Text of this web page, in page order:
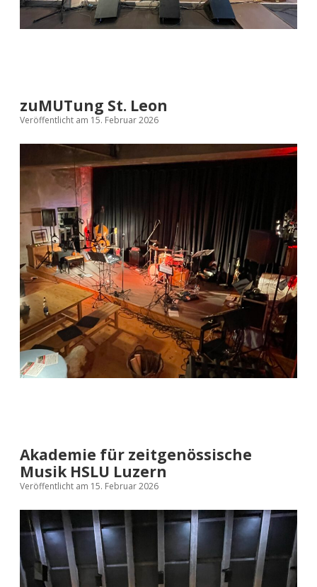
zuMUTung St. Leon
Veröffentlicht am 15. Februar 2026
Akademie für zeitgenössische
Musik HSLU Luzern
Veröffentlicht am 15. Februar 2026